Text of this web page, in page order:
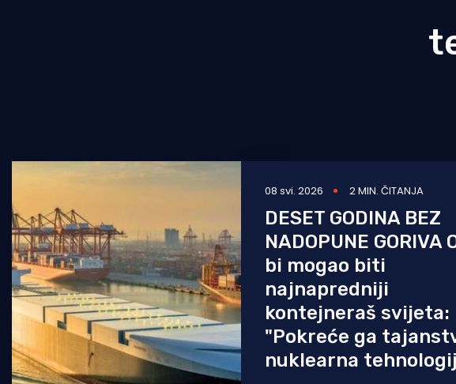
Turizam i nautika
Ribolov
Ekologija
Tradicija i kultura
08 svi. 2026 2 MIN. ČITANJA
DESET GODINA BEZ
NADOPUNE GORIVA
bi mogao biti
najnapredniji
kontejneraš svijeta:
"Pokreće ga
nuklearna